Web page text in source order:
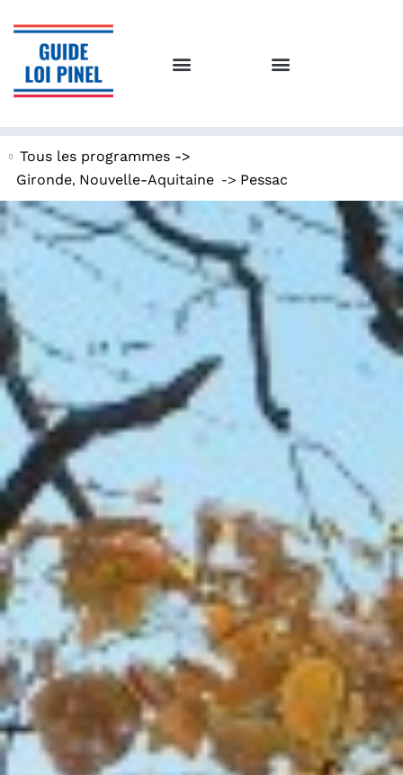
Tous les programmes ->
Gironde, Nouvelle-Aquitaine -> Pessac